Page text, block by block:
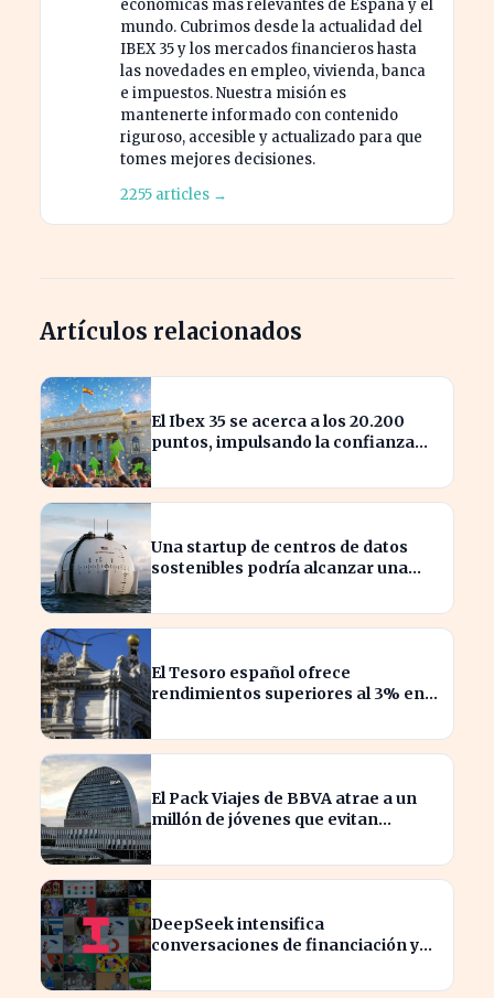
económicas más relevantes de España y el
mundo. Cubrimos desde la actualidad del
IBEX 35 y los mercados financieros hasta
las novedades en empleo, vivienda, banca
e impuestos. Nuestra misión es
mantenerte informado con contenido
riguroso, accesible y actualizado para que
tomes mejores decisiones.
2255 articles →
Artículos relacionados
El Ibex 35 se acerca a los 20.200
puntos, impulsando la confianza
Una startup de centros de datos
sostenibles podría alcanzar una
El Tesoro español ofrece
rendimientos superiores al 3% en
El Pack Viajes de BBVA atrae a un
millón de jóvenes que evitan
DeepSeek intensifica
conversaciones de financiación y
modelos